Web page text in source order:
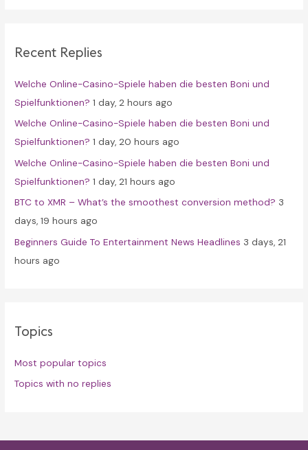
h
o
r
:
Recent Replies
Welche Online-Casino-Spiele haben die besten Boni und
Spielfunktionen? 1 day, 2 hours ago
Welche Online-Casino-Spiele haben die besten Boni und
Spielfunktionen? 1 day, 20 hours ago
Welche Online-Casino-Spiele haben die besten Boni und
Spielfunktionen? 1 day, 21 hours ago
BTC to XMR – What’s the smoothest conversion method? 3
days, 19 hours ago
Beginners Guide To Entertainment News Headlines 3 days, 21
hours ago
Topics
Most popular topics
Topics with no replies